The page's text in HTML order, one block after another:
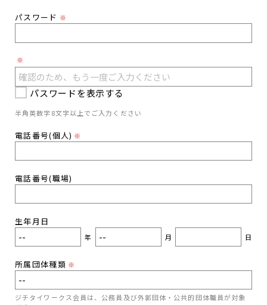
パスワード ※
※
パスワードを表示する
半角英数字8文字以上でご入力ください
電話番号(個人) ※
電話番号(職場)
生年月日
年 月 日
所属団体種類 ※
ジチタイワークス会員は、公務員及び外郭団体・公共的団体職員が対象